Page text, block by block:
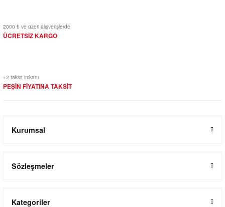
2000 ₺ ve üzeri alışverişlerde
ÜCRETSİZ KARGO
+2 taksit imkanı
PEŞİN FİYATINA TAKSİT
Kurumsal
Sözleşmeler
Kategoriler